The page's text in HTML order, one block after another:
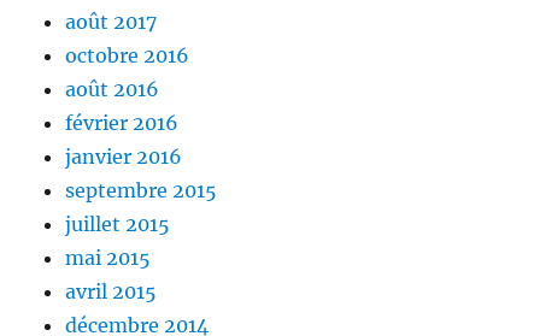
août 2017
octobre 2016
août 2016
février 2016
janvier 2016
septembre 2015
juillet 2015
mai 2015
avril 2015
décembre 2014